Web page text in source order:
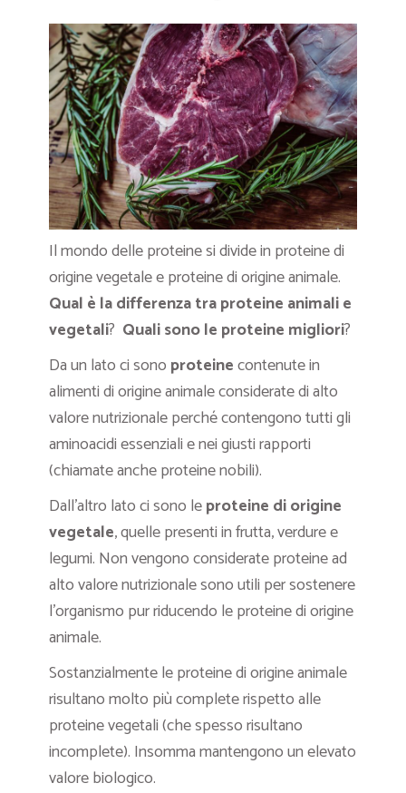
Il mondo delle proteine si divide in proteine di
origine vegetale e proteine di origine animale.
Qual è la differenza tra proteine animali e
vegetali? Quali sono le proteine migliori?
Da un lato ci sono proteinecontenute in
alimenti di origine animale considerate di alto
valore nutrizionale perché contengono tutti gli
aminoacidi essenziali e nei giusti rapporti
(chiamate anche proteine nobili).
Dall’altro lato ci sono leproteine di origine
vegetale, quelle presenti in frutta, verdure e
legumi. Non vengono considerate proteine ad
alto valore nutrizionale sono utili per sostenere
l’organismo pur riducendo le proteine di origine
animale.
Sostanzialmente le proteine di origine animale
risultano molto più complete rispetto alle
proteine vegetali (che spesso risultano
incomplete). Insomma mantengono un elevato
valore biologico.